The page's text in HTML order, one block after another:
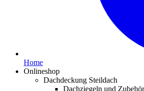
Home
Onlineshop
Dachdeckung Steildach
Dachziegeln und Zubehör